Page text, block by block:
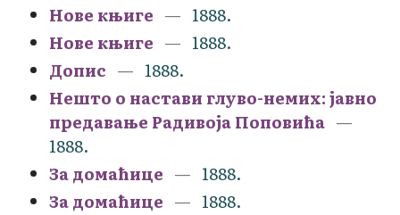
Нове књиге
1888.
Нове књиге
1888.
Допис
1888.
Нешто о настави глуво-немих: јавно
предавање Радивоја Поповића
1888.
За домаћице
1888.
За домаћице
1888.